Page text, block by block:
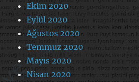
Ekim 2020
Eylül 2020
Ağustos 2020
Temmuz 2020
Mayıs 2020
Nisan 2020